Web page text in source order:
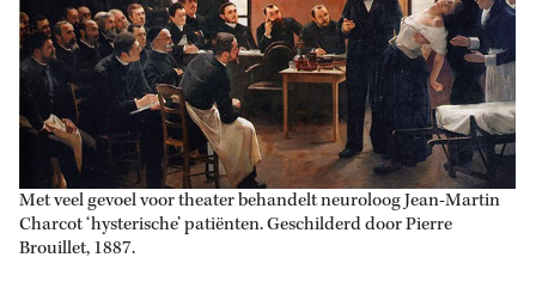
Met veel gevoel voor theater behandelt neuroloog Jean-Martin
Charcot ‘hysterische’ patiënten. Geschilderd door Pierre
Brouillet, 1887.